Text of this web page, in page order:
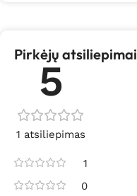
Pirkėjų atsiliepimai
5
1 atsiliepimas
1
0